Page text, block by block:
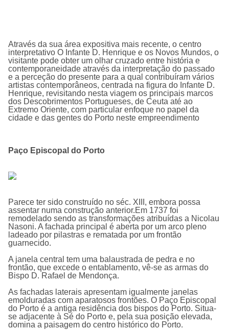
Através da sua área expositiva mais recente, o centro
interpretativo O Infante D. Henrique e os Novos Mundos, o
visitante pode obter um olhar cruzado entre história e
contemporaneidade através da interpretação do passado
e a perceção do presente para a qual contribuíram vários
artistas contemporâneos, centrada na figura do Infante D.
Henrique, revisitando nesta viagem os principais marcos
dos Descobrimentos Portugueses, de Ceuta até ao
Extremo Oriente, com particular enfoque no papel da
cidade e das gentes do Porto neste empreendimento
Paço Episcopal do Porto
Parece ter sido construído no séc. XIII, embora possa
assentar numa construção anterior.Em 1737 foi
remodelado sendo as transformações atribuídas a Nicolau
Nasoni. A fachada principal é aberta por um arco pleno
ladeado por pilastras e rematada por um frontão
guarnecido.
A janela central tem uma balaustrada de pedra e no
frontão, que excede o entablamento, vê-se as armas do
Bispo D. Rafael de Mendonça.
As fachadas laterais apresentam igualmente janelas
emolduradas com aparatosos frontões. O Paço Episcopal
do Porto é a antiga residência dos bispos do Porto. Situa-
se adjacente à Sé do Porto e, pela sua posição elevada,
domina a paisagem do centro histórico do Porto.